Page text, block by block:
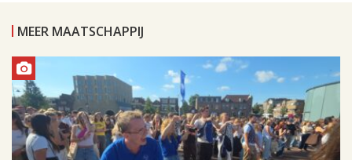
MEER MAATSCHAPPIJ